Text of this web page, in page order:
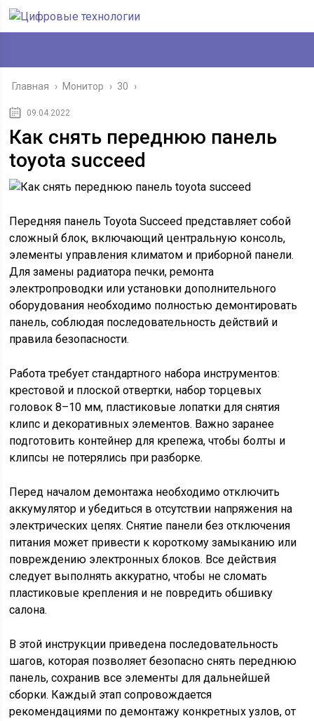
Главная › Монитор › 30 ›
09.04.2022
Как снять переднюю панель
toyota succeed
Передняя панель Toyota Succeed представляет собой
сложный блок, включающий центральную консоль,
элементы управления климатом и приборной панели.
Для замены радиатора печки, ремонта
электропроводки или установки дополнительного
оборудования необходимо полностью демонтировать
панель, соблюдая последовательность действий и
правила безопасности.
Работа требует стандартного набора инструментов:
крестовой и плоской отвертки, набор торцевых
головок 8–10 мм, пластиковые лопатки для снятия
клипс и декоративных элементов. Важно заранее
подготовить контейнер для крепежа, чтобы болты и
клипсы не потерялись при разборке.
Перед началом демонтажа необходимо отключить
аккумулятор и убедиться в отсутствии напряжения на
электрических цепях. Снятие панели без отключения
питания может привести к короткому замыканию или
повреждению электронных блоков. Все действия
следует выполнять аккуратно, чтобы не сломать
пластиковые крепления и не повредить обшивку
салона.
В этой инструкции приведена последовательность
шагов, которая позволяет безопасно снять переднюю
панель, сохранив все элементы для дальнейшей
сборки. Каждый этап сопровождается
рекомендациями по демонтажу конкретных узлов, от